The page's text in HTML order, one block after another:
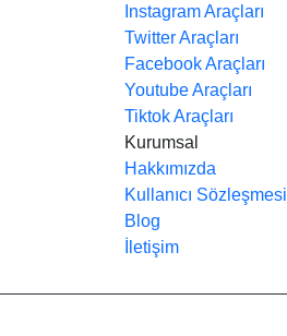
Instagram Araçları
Twitter Araçları
Facebook Araçları
Youtube Araçları
Tiktok Araçları
Kurumsal
Hakkımızda
Kullanıcı Sözleşmesi
Blog
İletişim